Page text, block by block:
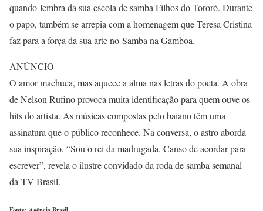
quando lembra da sua escola de samba Filhos do Tororó. Durante
o papo, também se arrepia com a homenagem que Teresa Cristina
faz para a força da sua arte no Samba na Gamboa.
ANÚNCIO
O amor machuca, mas aquece a alma nas letras do poeta. A obra
de Nelson Rufino provoca muita identificação para quem ouve os
hits do artista. As músicas compostas pelo baiano têm uma
assinatura que o público reconhece. Na conversa, o astro aborda
sua inspiração. “Sou o rei da madrugada. Canso de acordar para
escrever”, revela o ilustre convidado da roda de samba semanal
da TV Brasil.